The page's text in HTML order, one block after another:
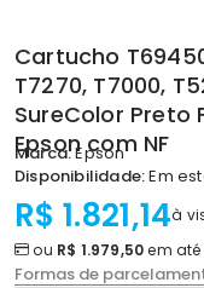
Cartucho
T7270, T7000,
SureColor
Epson com NF
Marca:Epson
Disponibilidade:Em
R$ 1.821,14à
ou R$ 1.979,50em até
Formas de